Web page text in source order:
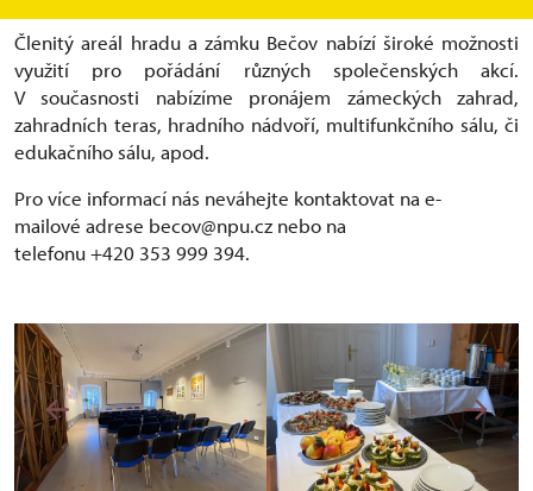
Členitý areál hradu a zámku Bečov nabízí široké možnosti
využití pro pořádání různých společenských akcí.
V současnosti nabízíme pronájem zámeckých zahrad,
zahradních teras, hradního nádvoří, multifunkčního sálu, či
edukačního sálu, apod.
Pro více informací nás neváhejte kontaktovat na e-
mailové adrese becov@npu.cz nebo na
telefonu +420 353 999 394.